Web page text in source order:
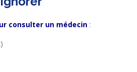
consulter un médecin :